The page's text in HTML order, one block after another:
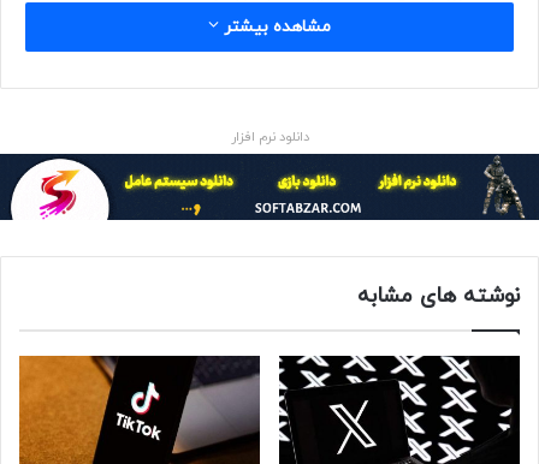
احتمال دارد واتس اپ به طور کامل محدودیت زمانی برای حذف
پیام‌ها را حذف کرده باشد، هرچند بعید به نظر می‌رسد.
هنوز مشخص نیست اگر بازه حذف پیام‌های واتس اپ امتداد
یابد، برای پیام‌هایی که قبل از ارائه ویژگی جدید ارسال شده‌اند نیز
کارآمد است یا خیر.
برچسب ها: واتس اپ
مشاهده بیشتر
دانلود نرم افزار
نوشته های مشابه